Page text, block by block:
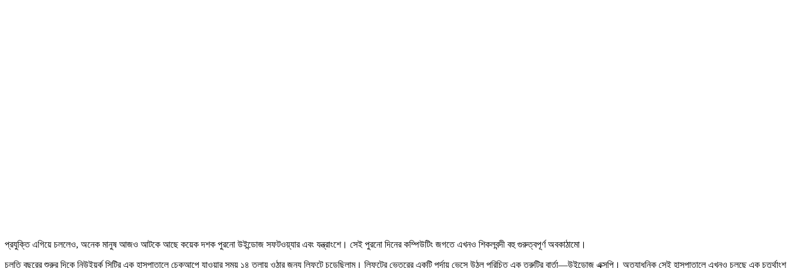
প্রযুক্তি এগিয়ে চললেও, অনেক মানুষ আজও আটকে আছে কয়েক দশক পুরনো উইন্ডোজ সফটওয়্যার এবং যন্ত্রাংশে। সেই পুরনো দিনের কম্পিউটিং জগতে এখনও শিকলবন্দী বহু গুরুত্বপূর্ণ অবকাঠামো।
চলতি বছরের শুরুর দিকে নিউইয়র্ক সিটির এক হাসপাতালে চেকআপে যাওয়ার সময় ১৪ তলায় ওঠার জন্য লিফটে চড়েছিলাম। লিফটের ভেতরের একটি পর্দায় ভেসে উঠল পরিচিত এক ত্রুটির বার্তা—উইন্ডোজ এক্সপি। অত্যাধুনিক সেই হাসপাতালে এখনও চলছে এক চতুর্থাংশ